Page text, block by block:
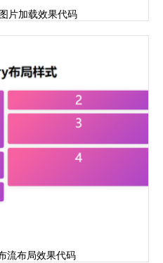
片加载效果代码
流布局效果代码